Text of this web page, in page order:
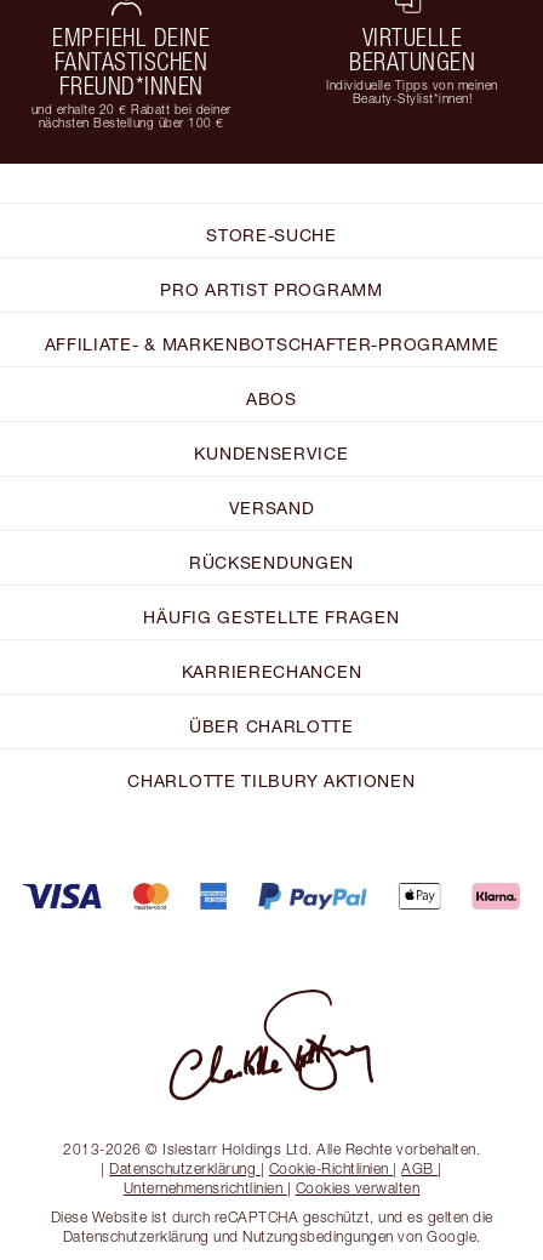
EMPFIEHL DEINE
FANTASTISCHEN
FREUND*INNEN
und erhalte 20 € Rabatt bei deiner
nächsten Bestellung über 100 €
VIRTUELLE
BERATUNGEN
Individuelle Tipps von meinen
Beauty-Stylist*innen!
STORE-SUCHE
PRO ARTIST PROGRAMM
AFFILIATE- & MARKENBOTSCHAFTER-PROGRAMME
ABOS
KUNDENSERVICE
VERSAND
RÜCKSENDUNGEN
HÄUFIG GESTELLTE FRAGEN
KARRIERECHANCEN
ÜBER CHARLOTTE
CHARLOTTE TILBURY AKTIONEN
2013-2026 © Islestarr Holdings Ltd. Alle Rechte vorbehalten.
| Datenschutzerklärung | Cookie-Richtlinien |AGB |
Unternehmensrichtlinien | Cookies verwalten
Diese Website ist durch reCAPTCHA geschützt, und es gelten die
Datenschutzerklärung und Nutzungsbedingungen von Google.